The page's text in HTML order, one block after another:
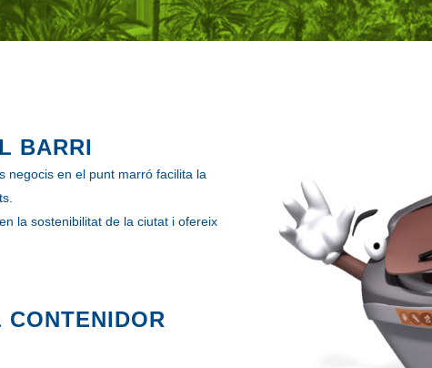
BARRI
negocis en el punt marró facilita la
la sostenibilitat de la ciutat i ofereix